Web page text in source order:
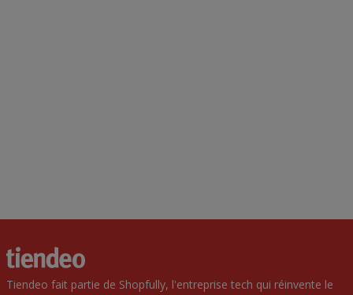
Tiendeo fait partie de Shopfully, l'entreprise tech qui réinvente le